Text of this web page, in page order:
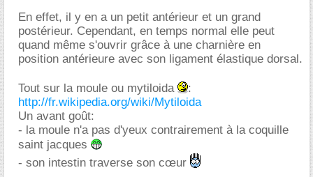
En effet, il y en a un petit antérieur et un grand
postérieur. Cependant, en temps normal elle peut
quand même s'ouvrir grâce à une charnière en
position antérieure avec son ligament élastique dorsal.
Tout sur la moule ou mytiloida
:
http://fr.wikipedia.org/wiki/Mytiloida
Un avant goût:
- la moule n'a pas d'yeux contrairement à la coquille
saint jacques
- son intestin traverse son cœur